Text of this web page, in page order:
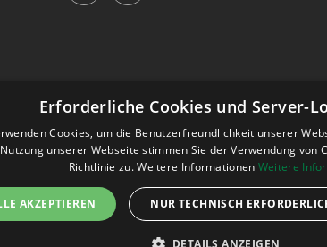
DEGER Solutions
Erforderliche Cookies und Server-
Cookies, um die Benutzerfreundlichkeit unserer
unserer Webseite stimmen Sie der Verwendung von
Richtlinie zu. Weitere Informationen Weitere
AKZEPTIEREN NUR TECHNISCH
DETAILS ANZEIGEN